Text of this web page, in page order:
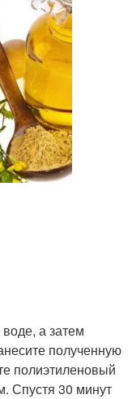
а затем
полученную
полиэтиленовый
Спустя 30 минут